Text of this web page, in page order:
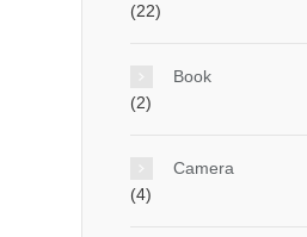
(22)
Book
(2)
Camera
(4)